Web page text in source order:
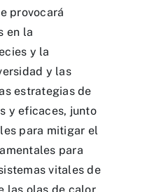
provocará
en la
y la
y las
estrategias de
y eficaces, junto
para mitigar el
para
vitales de
las olas de calor